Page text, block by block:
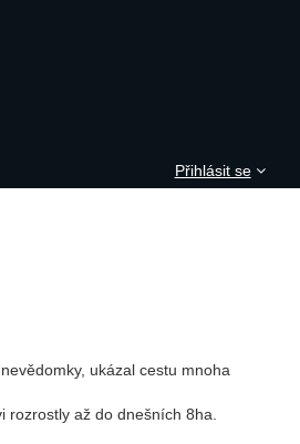
ukázal cestu mnoha
až do dnešních 8ha.
Přihlásit se